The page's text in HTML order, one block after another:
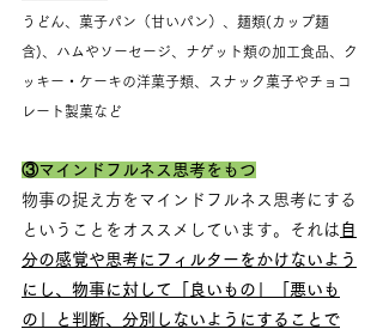
うどん、菓子パン（甘いパン）、麺類(カップ麺
含)、ハムやソーセージ、ナゲット類の加工食品、ク
ッキー・ケーキの洋菓子類、スナック菓子やチョコ
レート製菓など
③マインドフルネス思考をもつ
物事の捉え方をマインドフルネス思考にする
ということをオススメしています。それは 自
分の感覚や思考にフィルターをかけないよう
にし、物事に対して「良いもの」「悪いも
の」と判断、分別しないようにすることで